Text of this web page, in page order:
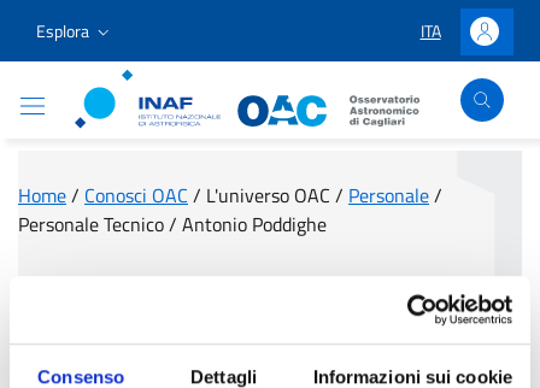
Consenso Dettagli Informazioni sui cookie
Vai ai contenuti
Vai al menu di navigazione
Vai al footer
Esplora LINGUA
ITA Accedi
Osservatorio Astronomico Cagliari
Home/ Conosci OAC / L'universo OAC / Personale/
Personale Tecnico/ Antonio Poddighe